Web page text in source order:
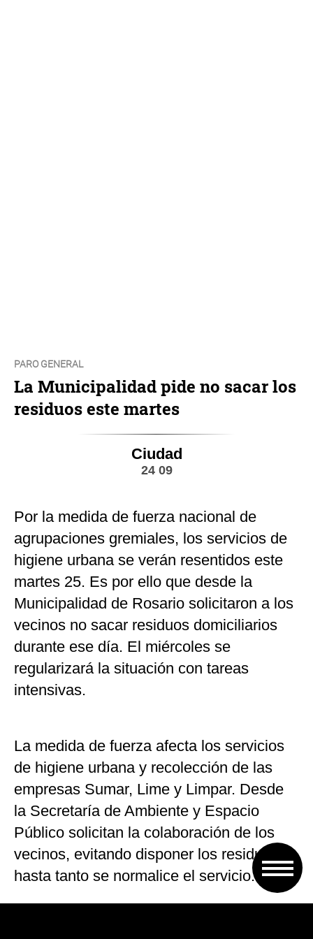
PARO GENERAL
La Municipalidad pide no sacar los
residuos este martes
Ciudad
24 09
Por la medida de fuerza nacional de
agrupaciones gremiales, los servicios de
higiene urbana se verán resentidos este
martes 25. Es por ello que desde la
Municipalidad de Rosario solicitaron a los
vecinos no sacar residuos domiciliarios
durante ese día. El miércoles se
regularizará la situación con tareas
intensivas.
La medida de fuerza afecta los servicios
de higiene urbana y recolección de las
empresas Sumar, Lime y Limpar. Desde
la Secretaría de Ambiente y Espacio
Público solicitan la colaboración de los
vecinos, evitando disponer los residuos
hasta tanto se normalice el servicio.